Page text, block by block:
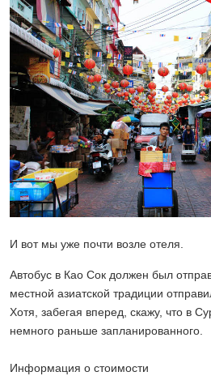
И вот мы уже почти возле отеля.
Автобус в Као Сок должен был
местной азиатской традиции
Хотя, забегая вперед, скажу, что в
немного раньше запланированного.
Информация о стоимости